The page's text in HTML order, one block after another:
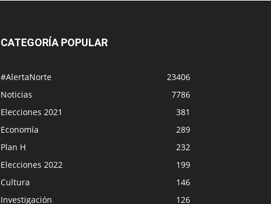
CATEGORÍA POPULAR
#AlertaNorte
23406
Noticias
7786
Elecciones 2021
381
Economía
289
Plan H
232
Elecciones 2022
199
Cultura
146
Investigación
126